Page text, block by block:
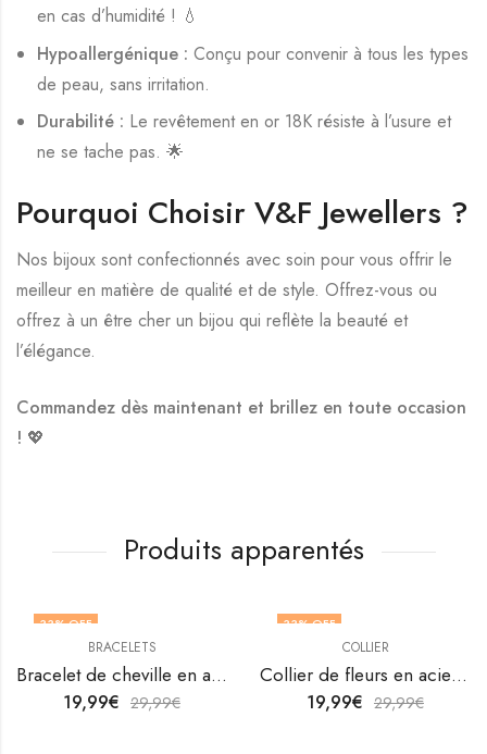
en cas d’humidité ! 💧
Hypoallergénique : Conçu pour convenir à tous les types
de peau, sans irritation.
Durabilité : Le revêtement en or 18K résiste à l’usure et
ne se tache pas. 🌟
Pourquoi Choisir V&F Jewellers ?
Nos bijoux sont confectionnés avec soin pour vous offrir le
meilleur en matière de qualité et de style. Offrez-vous ou
offrez à un être cher un bijou qui reflète la beauté et
l’élégance.
Commandez dès maintenant et brillez en toute occasion
! 💖
Produits apparentés
33% OFF
BRACELETS
Bracelet de cheville en acier inoxydable plaqué or 18K de V&F Jewellers
19,99€ 29,99€
33% OFF
COLLIER
Collier de fleurs en acier inoxydable plaqué or 18K par V&F Jewellers
19,99€ 29,99€